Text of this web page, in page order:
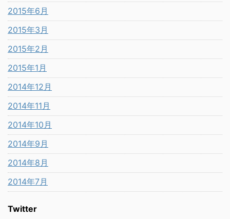
2015年6月
2015年3月
2015年2月
2015年1月
2014年12月
2014年11月
2014年10月
2014年9月
2014年8月
2014年7月
Twitter